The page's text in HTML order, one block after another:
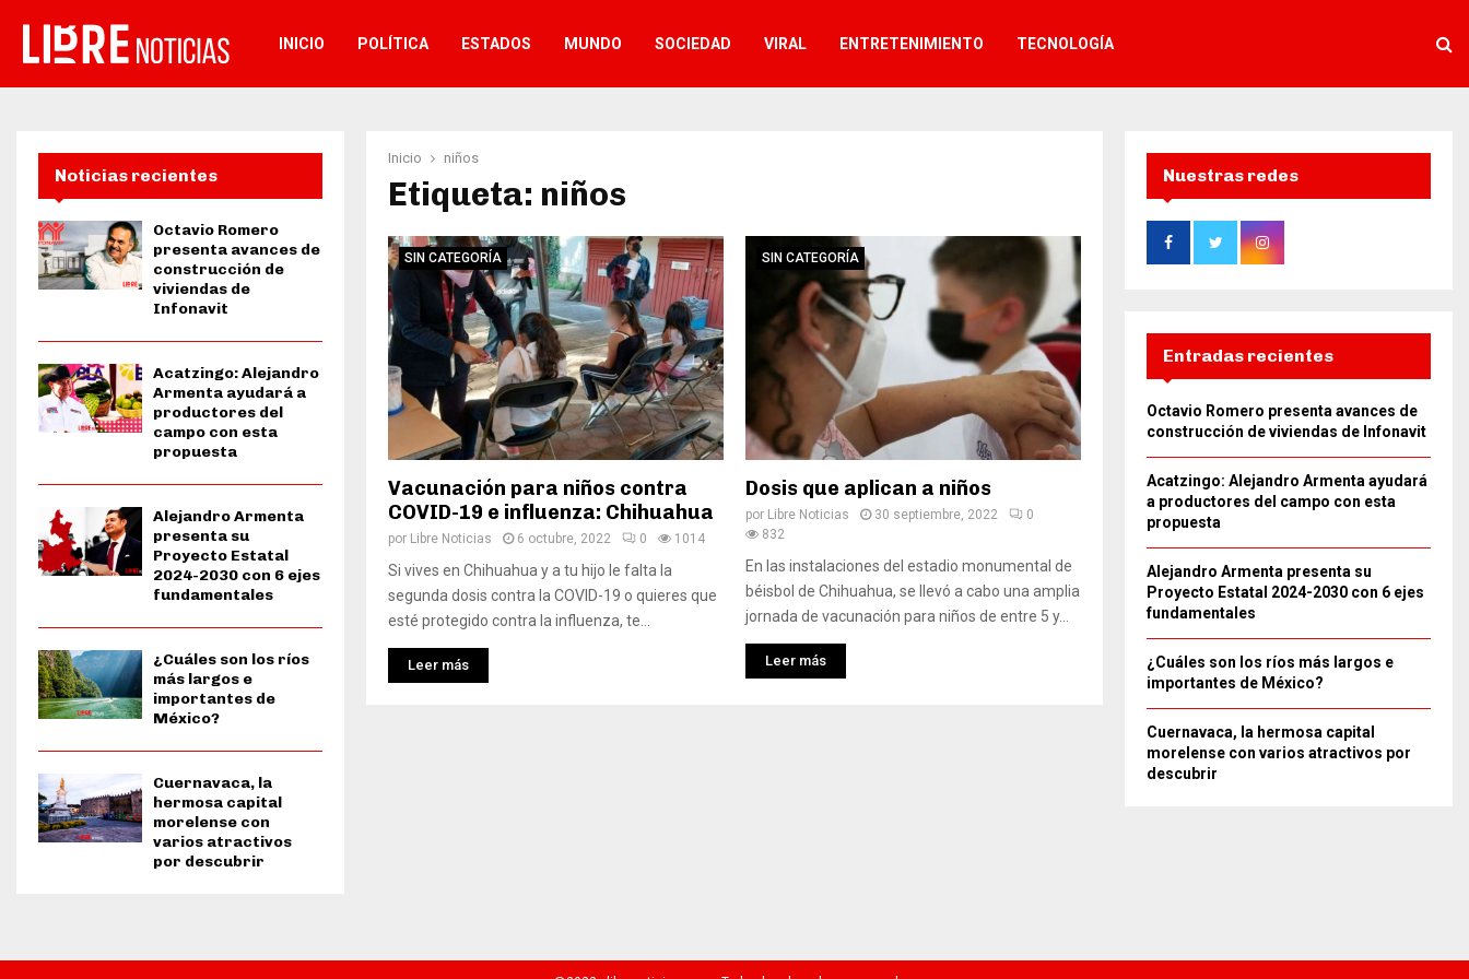
INICIO POLÍTICA ESTADOS MUNDO SOCIEDAD VIRAL ENTRETENIMIENTO TECNOLOGÍA
Inicio niños
Etiqueta: niños
SIN CATEGORÍA
Vacunación para niños contra
COVID-19 e influenza: Chihuahua
por Libre Noticias 6 octubre, 2022 0 1014
Si vives en Chihuahua y a tu hijo le falta la
segunda dosis contra la COVID-19 o quieres que
esté protegido contra la influenza, te...
Leer más
SIN CATEGORÍA
Dosis que aplican a niños
por Libre Noticias 30 septiembre, 2022
0
832
En las instalaciones del estadio monumental de
béisbol de Chihuahua, se llevó a cabo una amplia
jornada de vacunación para niños de entre 5 y...
Leer más
Noticias recientes
Octavio Romero
presenta avances de
construcción de
viviendas de
Infonavit
Acatzingo: Alejandro
Armenta ayudará a
productores del
campo con esta
propuesta
Alejandro Armenta
presenta su
Proyecto Estatal
2024-2030 con 6 ejes
fundamentales
¿Cuáles son los ríos
más largos e
importantes de
México?
Cuernavaca, la
hermosa capital
morelense con
varios atractivos
por descubrir
Nuestras redes
Entradas recientes
Octavio Romero presenta avances de
construcción de viviendas de Infonavit
Acatzingo: Alejandro Armenta ayudará
a productores del campo con esta
propuesta
Alejandro Armenta presenta su
Proyecto Estatal 2024-2030 con 6 ejes
fundamentales
¿Cuáles son los ríos más largos e
importantes de México?
Cuernavaca, la hermosa capital
morelense con varios atractivos por
descubrir